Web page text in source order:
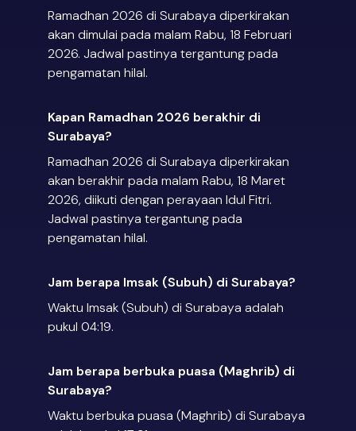
Ramadhan 2026 di Surabaya diperkirakan
akan dimulai pada malam Rabu, 18 Februari
2026. Jadwal pastinya tergantung pada
pengamatan hilal.
Kapan Ramadhan 2026 berakhir di
Surabaya?
Ramadhan 2026 di Surabaya diperkirakan
akan berakhir pada malam Rabu, 18 Maret
2026, diikuti dengan perayaan Idul Fitri.
Jadwal pastinya tergantung pada
pengamatan hilal.
Jam berapa Imsak (Subuh) di Surabaya?
Waktu Imsak (Subuh) di Surabaya adalah
pukul 04:19.
Jam berapa berbuka puasa (Maghrib) di
Surabaya?
Waktu berbuka puasa (Maghrib) di Surabaya